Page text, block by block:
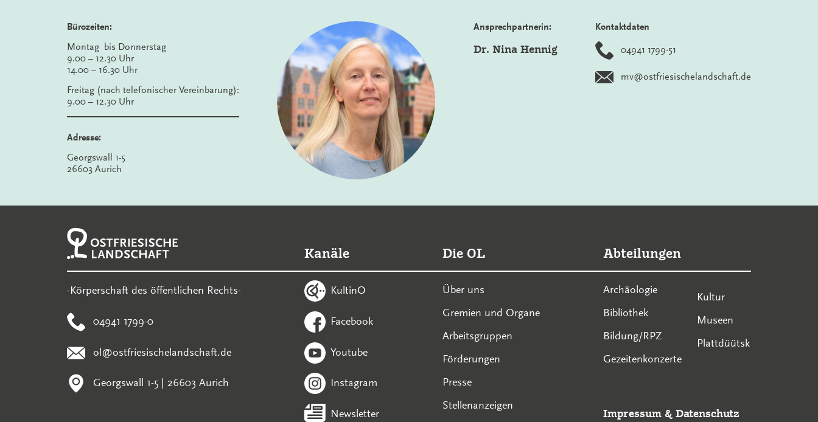
Bürozeiten:
Montag bis Donnerstag
9.00 – 12.30 Uhr
14.00 – 16.30 Uhr
Freitag (nach telefonischer Vereinbarung):
9.00 – 12.30 Uhr
Adresse:
Georgswall 1-5
26603 Aurich
Ansprechpartnerin:
Dr. Nina Hennig
Kontaktdaten
04941 1799-51
mv@ostfriesischelandschaft.de
-Körperschaft des öffentlichen Rechts-
04941 1799-0
ol@ostfriesischelandschaft.de
Georgswall 1-5 | 26603 Aurich
Kanäle
KultinO
Facebook
Youtube
Instagram
Newsletter
Die OL
Über uns
Gremien und Organe
Arbeitsgruppen
Förderungen
Presse
Stellenanzeigen
Abteilungen
Archäologie
Bibliothek
Bildung/RPZ
Gezeitenkonzerte
Kultur
Museen
Plattdüütsk
Impressum & Datenschutz